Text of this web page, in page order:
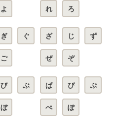
よ れ ろ
ぎ ぐ
ご
ざ じ ず
ぜ ぞ
び ぶ
ぼ
ぱ ぴ ぷ
ぺ ぽ